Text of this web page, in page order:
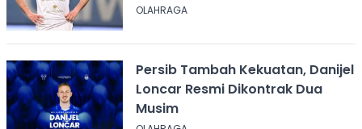
OLAHRAGA
Persib Tambah Kekuatan, Danijel
Loncar Resmi Dikontrak Dua
Musim